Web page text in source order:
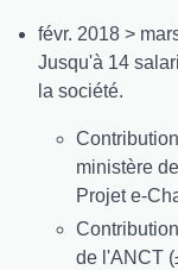
févr. 2018 >
Jusqu'à 14
la société.
ministère
Projet e-
de l'ANCT